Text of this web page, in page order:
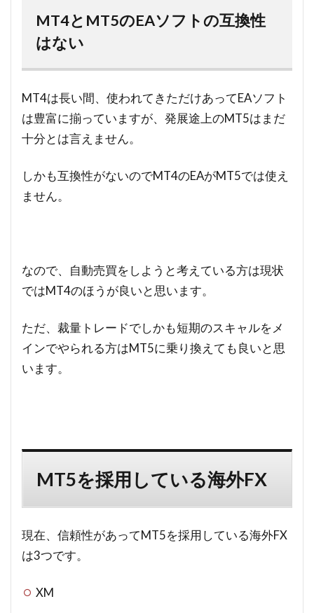
MT4とMT5のEAソフトの互換性
はない
MT4は長い間、使われてきただけあってEAソフト
は豊富に揃っていますが、発展途上のMT5はまだ
十分とは言えません。
しかも互換性がないのでMT4のEAがMT5では使え
ません。
なので、自動売買をしようと考えている方は現状
ではMT4のほうが良いと思います。
ただ、裁量トレードでしかも短期のスキャルをメ
インでやられる方はMT5に乗り換えても良いと思
います。
MT5を採用している海外FX
現在、信頼性があってMT5を採用している海外FX
は3つです。
XM